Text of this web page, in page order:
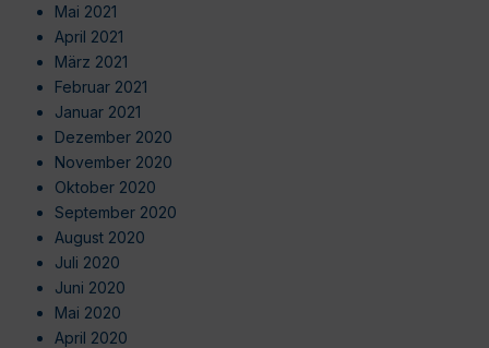
Mai 2021
April 2021
März 2021
Februar 2021
Januar 2021
Dezember 2020
November 2020
Oktober 2020
September 2020
August 2020
Juli 2020
Juni 2020
Mai 2020
April 2020